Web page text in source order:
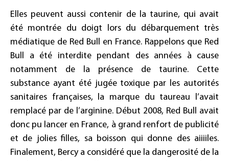
Elles peuvent aussi contenir de la taurine, qui avait
été montrée du doigt lors du débarquement très
médiatique de Red Bull en France. Rappelons que Red
Bull a été interdite pendant des années à cause
notamment de la présence de taurine. Cette
substance ayant été jugée toxique par les autorités
sanitaires françaises, la marque du taureau l’avait
remplacé par de l’arginine. Début 2008, Red Bull avait
donc pu lancer en France, à grand renfort de publicité
et de jolies filles, sa boisson qui donne des aiiiiles.
Finalement, Bercy a considéré que la dangerosité de la